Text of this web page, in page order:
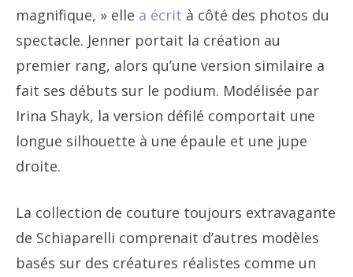
magnifique, » elle a écrit à côté des photos du
spectacle. Jenner portait la création au
premier rang, alors qu’une version similaire a
fait ses débuts sur le podium. Modélisée par
Irina Shayk, la version défilé comportait une
longue silhouette à une épaule et une jupe
droite.
La collection de couture toujours extravagante
de Schiaparelli comprenait d’autres modèles
basés sur des créatures réalistes comme un